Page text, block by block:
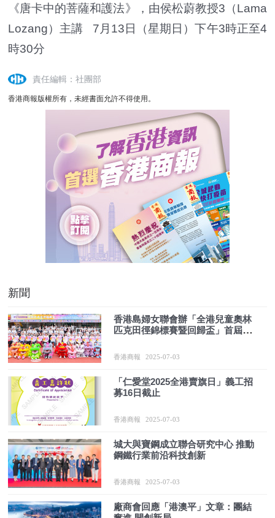
《唐卡中的菩薩和護法》，由侯松蔚教授3（Lama
Lozang）主講 7月13日（星期日）下午3時正至4
時30分
責任編輯：社團部
香港商報版權所有，未經書面允許不得使用。
新聞
香港島婦女聯會辦「全港兒童奧林
匹克田徑錦標賽暨回歸盃」首屆親
香港商報 2025-07-03
「仁愛堂2025全港賣旗日」義工招
募16日截止
香港商報 2025-07-03
城大與寶鋼成立聯合研究中心 推動
鋼鐵行業前沿科技創新
香港商報 2025-07-03
廠商會回應「港澳平」文章：團結